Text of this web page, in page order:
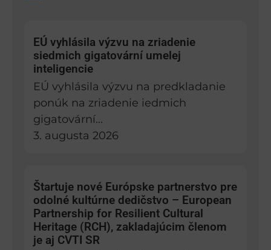
EÚ vyhlásila výzvu na zriadenie
siedmich gigatovární umelej
inteligencie
EÚ vyhlásila výzvu na predkladanie
ponúk na zriadenie iedmich
gigatovární...
3. augusta 2026
Štartuje nové Európske partnerstvo pre
odolné kultúrne dedičstvo – European
Partnership for Resilient Cultural
Heritage (RCH), zakladajúcim členom
je aj CVTI SR